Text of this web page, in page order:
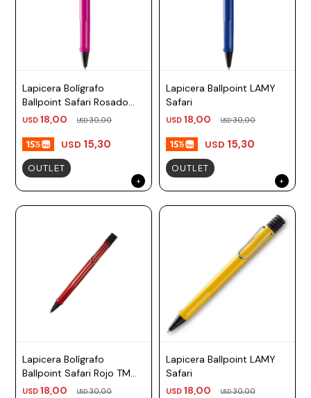
Lapicera Bolígrafo
Ballpoint Safari Rosado
TM negro Lamy
USD 18,00 USD30,00
USD 15,30
OUTLET
Lapicera Ballpoint LAMY
Safari
USD 18,00 USD30,00
USD 15,30
OUTLET
Lapicera Bolígrafo
Ballpoint Safari Rojo TM
negro, azul Lamy
USD 18,00 USD30,00
Lapicera Ballpoint LAMY
Safari
USD 18,00 USD30,00